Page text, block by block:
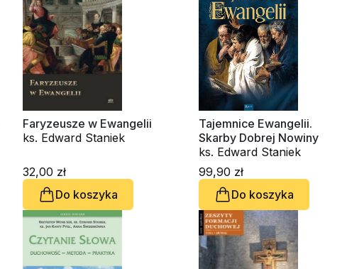
Faryzeusze w Ewangelii
ks. Edward Staniek
32,00 zł
Do koszyka
Tajemnice Ewangelii.
Skarby Dobrej Nowiny
ks. Edward Staniek
99,90 zł
Do koszyka